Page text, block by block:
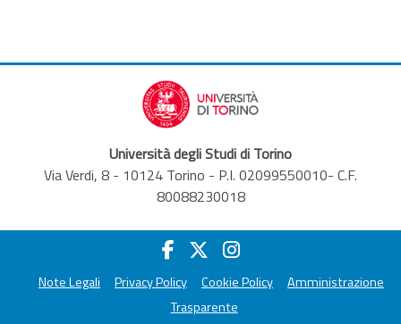
Università degli Studi di Torino
Via Verdi, 8 - 10124 Torino - P.I. 02099550010- C.F.
80088230018
Note Legali Privacy Policy Cookie Policy
Amministrazione
Trasparente